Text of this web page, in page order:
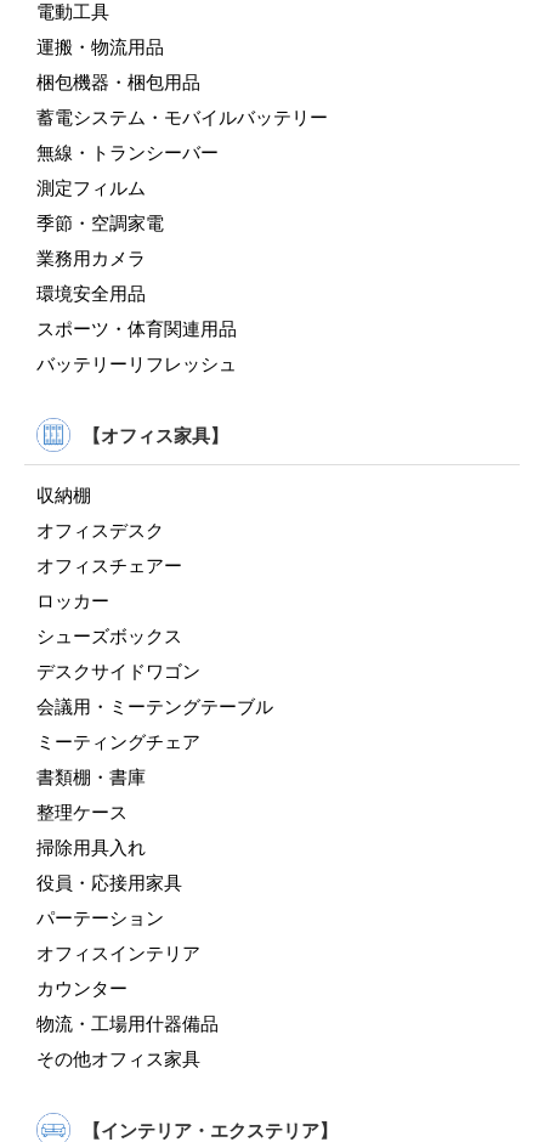
電動工具
運搬・物流用品
梱包機器・梱包用品
蓄電システム・モバイルバッテリー
無線・トランシーバー
測定フィルム
季節・空調家電
業務用カメラ
環境安全用品
スポーツ・体育関連用品
バッテリーリフレッシュ
【オフィス家具】
収納棚
オフィスデスク
オフィスチェアー
ロッカー
シューズボックス
デスクサイドワゴン
会議用・ミーテングテーブル
ミーティングチェア
書類棚・書庫
整理ケース
掃除用具入れ
役員・応接用家具
パーテーション
オフィスインテリア
カウンター
物流・工場用什器備品
その他オフィス家具
【インテリア・エクステリア】